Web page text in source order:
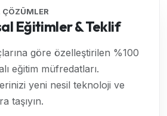
Eğitimler & Teklif
göre özelleştirilen %100
eğitim müfredatları.
yeni nesil teknoloji ve
taşıyın.